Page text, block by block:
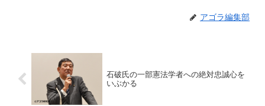
アゴラ編集部
石破氏の一部憲法学者への絶対忠誠心を
いぶかる